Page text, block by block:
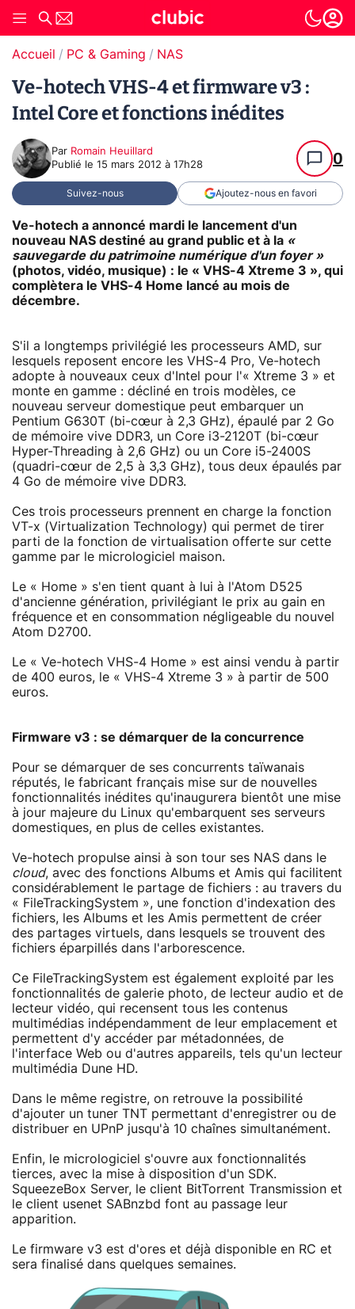
Accueil PC & Gaming NAS
Ve-hotech VHS-4 et firmware v3 :
Intel Core et fonctions inédites
Par Romain Heuillard
Publié le 15 mars 2012 à 17h28 0
Suivez-nous Ajoutez-nous en favori
Ve-hotech a annoncé mardi le lancement d'un
nouveau NAS destiné au grand public et à la «
sauvegarde du patrimoine numérique d'un foyer »
(photos, vidéo, musique) : le « VHS-4 Xtreme 3 », qui
complètera le VHS-4 Home lancé au mois de
décembre.
S'il a longtemps privilégié les processeurs AMD, sur
lesquels reposent encore les VHS-4 Pro, Ve-hotech
adopte à nouveaux ceux d'Intel pour l'« Xtreme 3 » et
monte en gamme : décliné en trois modèles, ce
nouveau serveur domestique peut embarquer un
Pentium G630T (bi-cœur à 2,3 GHz), épaulé par 2 Go
de mémoire vive DDR3, un Core i3-2120T (bi-cœur
Hyper-Threading à 2,6 GHz) ou un Core i5-2400S
(quadri-cœur de 2,5 à 3,3 GHz), tous deux épaulés par
4 Go de mémoire vive DDR3.
Ces trois processeurs prennent en charge la fonction
VT-x (Virtualization Technology) qui permet de tirer
parti de la fonction de virtualisation offerte sur cette
gamme par le micrologiciel maison.
Le « Home » s'en tient quant à lui à l'Atom D525
d'ancienne génération, privilégiant le prix au gain en
fréquence et en consommation négligeable du nouvel
Atom D2700.
Le « Ve-hotech VHS-4 Home » est ainsi vendu à partir
de 400 euros, le « VHS-4 Xtreme 3 » à partir de 500
euros.
Firmware v3 : se démarquer de la concurrence
Pour se démarquer de ses concurrents taïwanais
réputés, le fabricant français mise sur de nouvelles
fonctionnalités inédites qu'inaugurera bientôt une mise
à jour majeure du Linux qu'embarquent ses serveurs
domestiques, en plus de celles existantes.
Ve-hotech propulse ainsi à son tour ses NAS dans le
cloud, avec des fonctions Albums et Amis qui facilitent
considérablement le partage de fichiers : au travers du
« FileTrackingSystem », une fonction d'indexation des
fichiers, les Albums et les Amis permettent de créer
des partages virtuels, dans lesquels se trouvent des
fichiers éparpillés dans l'arborescence.
Ce FileTrackingSystem est également exploité par les
fonctionnalités de galerie photo, de lecteur audio et de
lecteur vidéo, qui recensent tous les contenus
multimédias indépendamment de leur emplacement et
permettent d'y accéder par métadonnées, de
l'interface Web ou d'autres appareils, tels qu'un lecteur
multimédia Dune HD.
Dans le même registre, on retrouve la possibilité
d'ajouter un tuner TNT permettant d'enregistrer ou de
distribuer en UPnP jusqu'à 10 chaînes simultanément.
Enfin, le micrologiciel s'ouvre aux fonctionnalités
tierces, avec la mise à disposition d'un SDK.
SqueezeBox Server, le client BitTorrent Transmission et
le client usenet SABnzbd font au passage leur
apparition.
Le firmware v3 est d'ores et déjà disponible en RC et
sera finalisé dans quelques semaines.